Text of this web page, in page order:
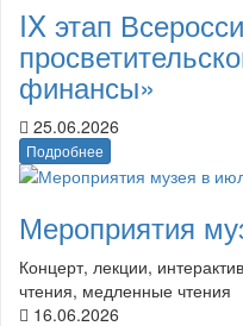
IX этап
финансы»
25.06.2026
Подробнее
Мероприятия
Концерт, лекции,
чтения, медленные чтения
16.06.2026